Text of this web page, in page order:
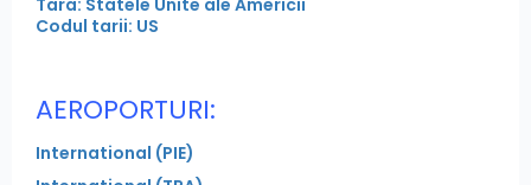
Codul tarii: US
AEROPORTURI:
International (PIE)